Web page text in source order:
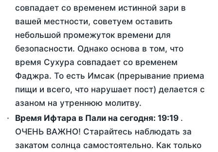
совпадает со временем истинной зари в
вашей местности, советуем оставить
небольшой промежуток времени для
безопасности. Однако основа в том, что
время Сухура совпадает со временем
Фаджра. То есть Имсак (прерывание приема
пищи и всего, что нарушает пост) делается с
азаном на утреннюю молитву.
Время Ифтара в Пали на сегодня: 19:19 .
ОЧЕНЬ ВАЖНО! Старайтесь наблюдать за
закатом солнца самостоятельно. Как только